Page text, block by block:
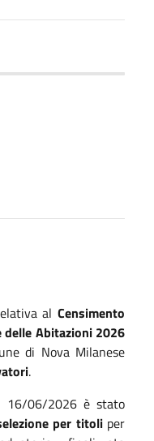
al Censimento
delle Abitazioni 2026
di Nova Milanese
.
16/06/2026 è stato
per titoliper